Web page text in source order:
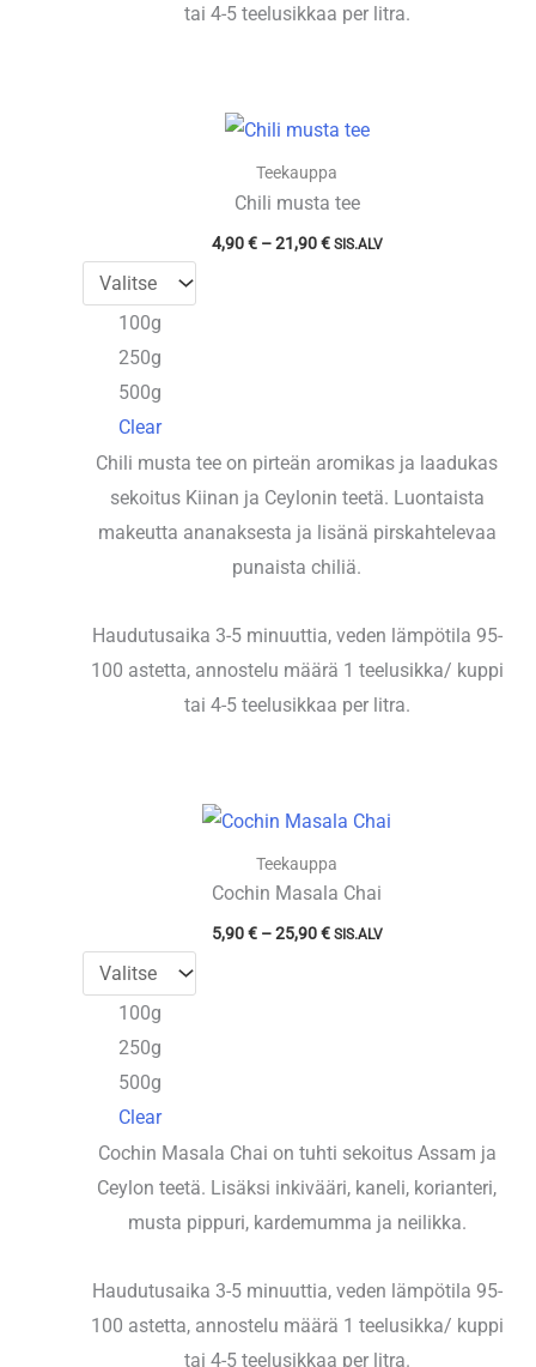
tai 4-5 teelusikkaa per litra.
Teekauppa
Chili musta tee
4,90€ – 21,90€Hintaluokka:
4,90 €
SIS.ALV
100g
250g
500g
Clear
Chili musta tee on pirteän aromikas ja laadukas
sekoitus Kiinan ja Ceylonin teetä. Luontaista
makeutta ananaksesta ja lisänä pirskahtelevaa
punaista chiliä.
Haudutusaika 3-5 minuuttia, veden lämpötila 95-
100 astetta, annostelu määrä 1 teelusikka/ kuppi
tai 4-5 teelusikkaa per litra.
Teekauppa
Cochin Masala Chai
5,90€ – 25,90€Hintaluokka:
SIS.ALV
100g
250g
500g
Clear
Cochin Masala Chai on tuhti sekoitus Assam ja
Ceylon teetä. Lisäksi inkivääri, kaneli, korianteri,
musta pippuri, kardemumma ja neilikka.
Haudutusaika 3-5 minuuttia, veden lämpötila 95-
100 astetta, annostelu määrä 1 teelusikka/ kuppi
tai 4-5 teelusikkaa per litra.